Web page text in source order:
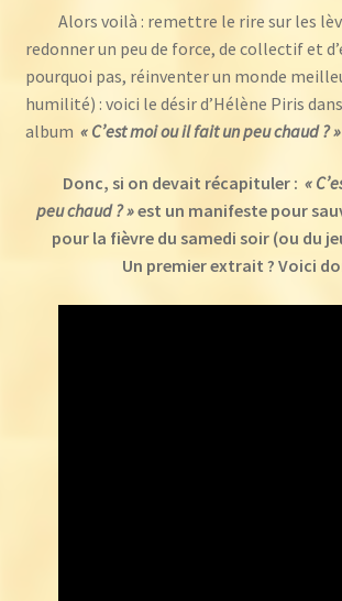
Alors voilà : remettre le rire sur les
redonner un peu de force, de collectif et
pourquoi pas, réinventer un monde
humilité) : voici le désir d’Hélène Piris
album « C’est moi ou il fait un peu chaud ? »
Donc, si on devait récapituler : «
peu chaud ? »est un manifeste pour
pour la fièvre du samedi soir (ou du
Un premier extrait ? Voici